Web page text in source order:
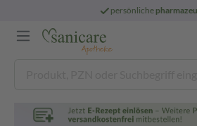
persönliche